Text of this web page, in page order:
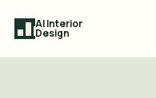
AI Interior
Design